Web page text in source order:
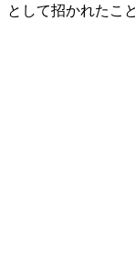
として招かれたこ